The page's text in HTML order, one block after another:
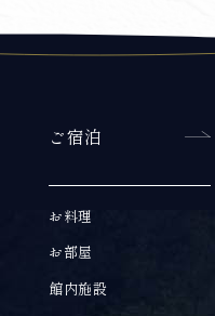
ご宿泊
お料理
お部屋
館内施設